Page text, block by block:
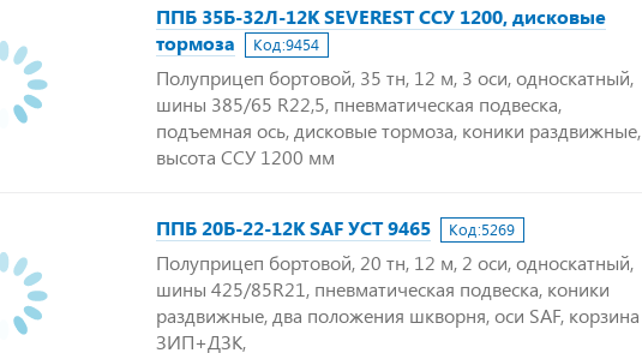
ППБ 35Б-32Л-12К SEVEREST ССУ 1200, дисковые
тормоза
Код:9454
Полуприцеп бортовой, 35 тн, 12 м, 3 оси, односкатный,
шины 385/65 R22,5, пневматическая подвеска,
подъемная ось, дисковые тормоза, коники раздвижные,
высота ССУ 1200 мм
ППБ 20Б-22-12К SAF УСТ 9465 Код:5269
Полуприцеп бортовой, 20 тн, 12 м, 2 оси, односкатный,
шины 425/85R21, пневматическая подвеска, коники
раздвижные, два положения шкворня, оси SAF, корзина
ЗИП+ДЗК,